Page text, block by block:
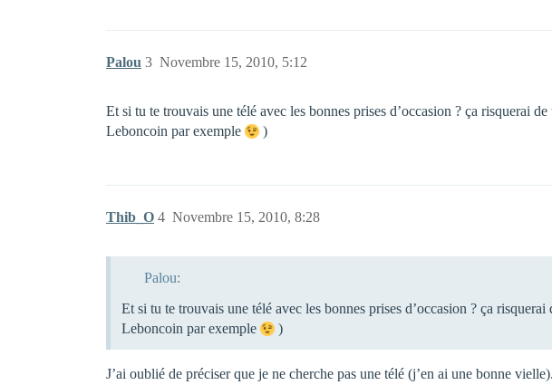
Palou Novembre 15, 2010, 5:12
3
Et si tu te trouvais une télé avec les bonnes prises d’occasion ? ça risquerai
Leboncoin par exemple
)
Thib_O Novembre 15, 2010, 8:28
4
Palou:
Et si tu te trouvais une télé avec les bonnes prises d’occasion ? ça
Leboncoin par exemple
)
J’ai oublié de préciser que je ne cherche pas une télé (j’en ai une bonne